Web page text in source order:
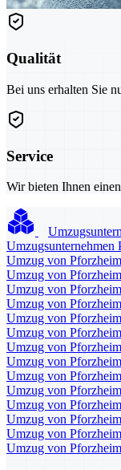
Qualität
Bei uns erhalten Sie
Service
Wir bieten Ihnen
Umzugsunternehmen
Umzug von
Umzug von
Umzug von
Umzug von
Umzug von
Umzug von
Umzug von
Umzug von
Umzug von
Umzug von
Umzug von
Umzug von
Umzug von
Umzug von